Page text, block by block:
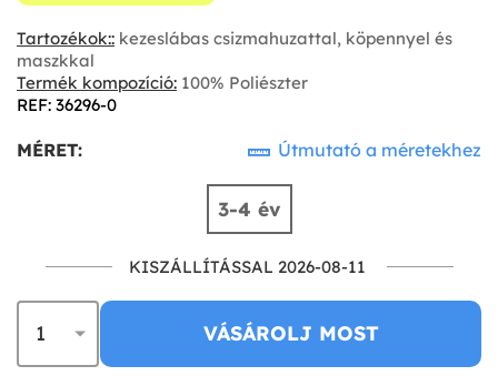
Tartozékok:: kezeslábas csizmahuzattal, köpennyel és
maszkkal
Termék kompozíció: 100% Poliészter
REF: 36296-0
MÉRET: Útmutató a méretekhez
3-4 év
KISZÁLLÍTÁSSAL 2026-08-11
VÁSÁROLJ MOST